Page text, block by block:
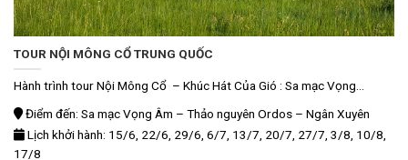
TOUR NỘI MÔNG CỔ TRUNG QUỐC
Hành trình tour Nội Mông Cổ – Khúc Hát Của Gió : Sa mạc Vọng...
Điểm đến: Sa mạc Vọng Âm – Thảo nguyên Ordos – Ngân Xuyên
Lịch khởi hành: 15/6, 22/6, 29/6, 6/7, 13/7, 20/7, 27/7, 3/8, 10/8,
17/8